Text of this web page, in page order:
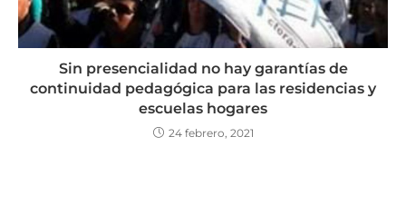
Sin presencialidad no hay garantías de
continuidad pedagógica para las residencias y
escuelas hogares
24 febrero, 2021